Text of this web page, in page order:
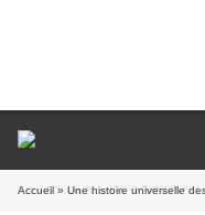
Accueil » Une histoire universelle